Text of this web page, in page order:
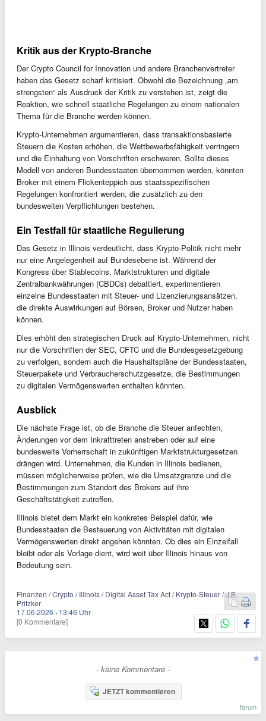
Kritik aus der Krypto-Branche
Der Crypto Council for Innovation und andere Branchenvertreter
haben das Gesetz scharf kritisiert. Obwohl die Bezeichnung „am
strengsten“ als Ausdruck der Kritik zu verstehen ist, zeigt die
Reaktion, wie schnell staatliche Regelungen zu einem nationalen
Thema für die Branche werden können.
Krypto-Unternehmen argumentieren, dass transaktionsbasierte
Steuern die Kosten erhöhen, die Wettbewerbsfähigkeit verringern
und die Einhaltung von Vorschriften erschweren. Sollte dieses
Modell von anderen Bundesstaaten übernommen werden, könnten
Broker mit einem Flickenteppich aus staatsspezifischen
Regelungen konfrontiert werden, die zusätzlich zu den
bundesweiten Verpflichtungen bestehen.
Ein Testfall für staatliche Regulierung
Das Gesetz in Illinois verdeutlicht, dass Krypto-Politik nicht mehr
nur eine Angelegenheit auf Bundesebene ist. Während der
Kongress über Stablecoins, Marktstrukturen und digitale
Zentralbankwährungen (CBDCs) debattiert, experimentieren
einzelne Bundesstaaten mit Steuer- und Lizenzierungsansätzen,
die direkte Auswirkungen auf Börsen, Broker und Nutzer haben
können.
Dies erhöht den strategischen Druck auf Krypto-Unternehmen, nicht
nur die Vorschriften der SEC, CFTC und die Bundesgesetzgebung
zu verfolgen, sondern auch die Haushaltspläne der Bundesstaaten,
Steuerpakete und Verbraucherschutzgesetze, die Bestimmungen
zu digitalen Vermögenswerten enthalten könnten.
Ausblick
Die nächste Frage ist, ob die Branche die Steuer anfechten,
Änderungen vor dem Inkrafttreten anstreben oder auf eine
bundesweite Vorherrschaft in zukünftigen Marktstrukturgesetzen
drängen wird. Unternehmen, die Kunden in Illinois bedienen,
müssen möglicherweise prüfen, wie die Umsatzgrenze und die
Bestimmungen zum Standort des Brokers auf ihre
Geschäftstätigkeit zutreffen.
Illinois bietet dem Markt ein konkretes Beispiel dafür, wie
Bundesstaaten die Besteuerung von Aktivitäten mit digitalen
Vermögenswerten direkt angehen könnten. Ob dies ein Einzelfall
bleibt oder als Vorlage dient, wird weit über Illinois hinaus von
Bedeutung sein.
Finanzen / Crypto / Illinois / Digital Asset Tax Act / Krypto-Steuer / J.B.
Pritzker
17.06.2026 · 13:46 Uhr
[0 Kommentare]
- keine Kommentare -
JETZT kommentieren
forum